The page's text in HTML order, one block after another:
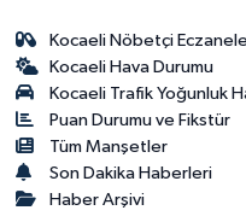
Kocaeli Nöbetçi
Kocaeli Hava Durumu
Kocaeli Trafik Yoğunluk
Puan Durumu ve Fikstür
Tüm Manşetler
Son Dakika Haberleri
Haber Arşivi